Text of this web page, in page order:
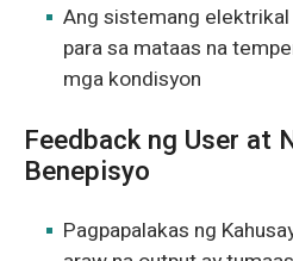
Ang sistemang
para sa mataas na
mga kondisyon
Feedback ng User at
Benepisyo
Pagpapalakas ng